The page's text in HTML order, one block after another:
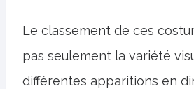
Le classement de ces
pas seulement la variété
différentes apparitions en